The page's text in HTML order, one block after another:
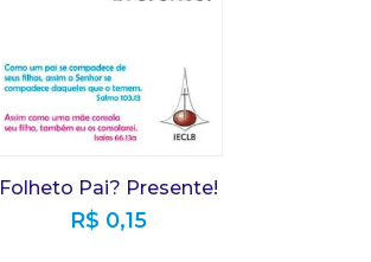
Folheto Pai? Presente!
R$ 0,15